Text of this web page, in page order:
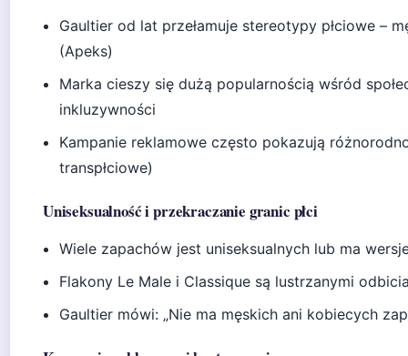
Gaultier od lat przełamuje stereotypy płciowe –
(Apeks)
Marka cieszy się dużą popularnością wśród
inkluzywności
Kampanie reklamowe często pokazują
transpłciowe)
Uniseksualność i przekraczanie granic płci
Wiele zapachów jest uniseksualnych lub ma
Flakony Le Male i Classique są lustrzanymi
Gaultier mówi: „Nie ma męskich ani kobiecych